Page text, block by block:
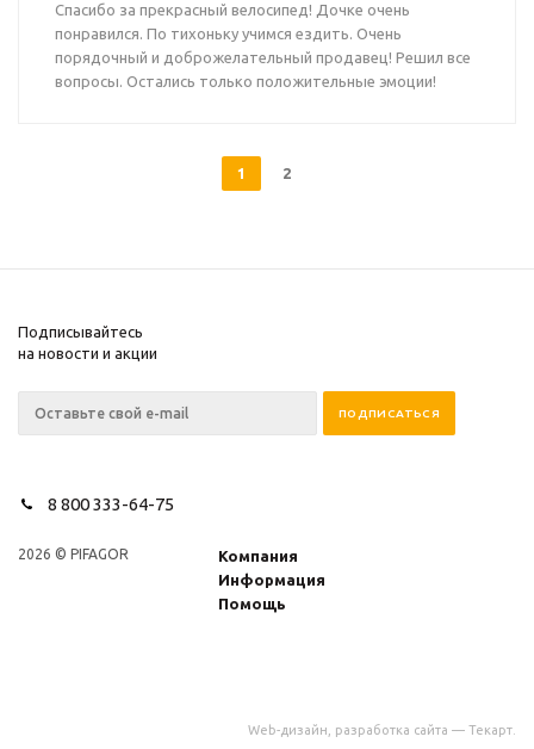
Спасибо за прекрасный велосипед! Дочке очень
понравился. По тихоньку учимся ездить. Очень
порядочный и доброжелательный продавец! Решил все
вопросы. Остались только положительные эмоции!
1 2
Подписывайтесь
на новости и акции
8 800 333-64-75
2026 © PIFAGOR
Компания
Информация
Помощь
Web-дизайн разработка сайта — Текарт